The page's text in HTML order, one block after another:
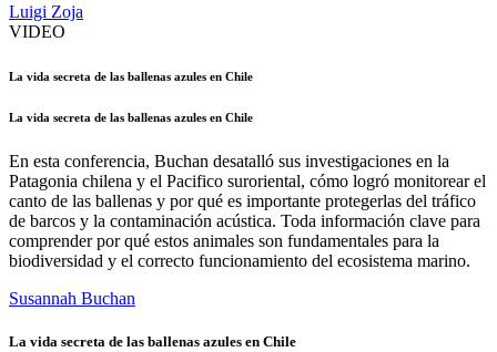
Luigi Zoja
VIDEO
La vida secreta de las ballenas azules en Chile
La vida secreta de las ballenas azules en Chile
En esta conferencia, Buchan desatalló sus investigaciones en la
Patagonia chilena y el Pacifico suroriental, cómo logró monitorear el
canto de las ballenas y por qué es importante protegerlas del tráfico
de barcos y la contaminación acústica. Toda información clave para
comprender por qué estos animales son fundamentales para la
biodiversidad y el correcto funcionamiento del ecosistema marino.
Susannah Buchan
La vida secreta de las ballenas azules en Chile